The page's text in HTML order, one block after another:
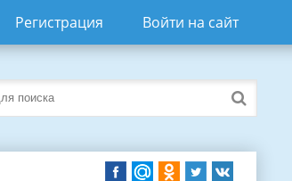
Регистрация Войти на сайт